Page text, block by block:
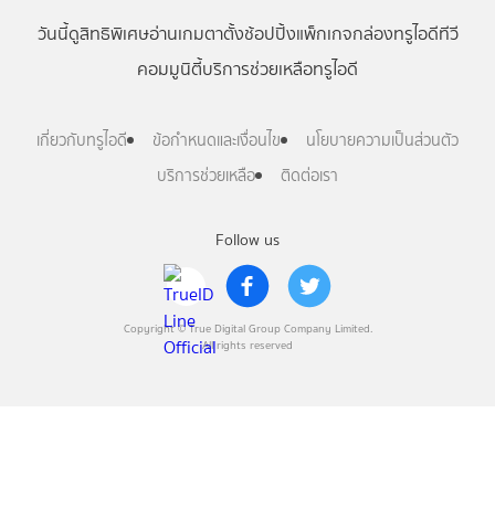
Follow us
Copyright © True Digital Group Company Limited.
All rights reserved
วันนี้ดูสิทธิพิเศษอ่านเกมตาตั้งช้อปปิ้งแพ็กเกจกล่องทรูไอดีทีวี
คอมมูนิตี้บริการช่วยเหลือทรูไอดี
เกี่ยวกับทรูไอดี ข้อกำหนดและเงื่อนไข
นโยบายความเป็นส่วนตัว
บริการช่วยเหลือ
ติดต่อเรา